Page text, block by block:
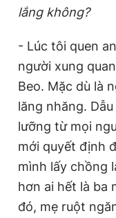
chép dưới mọi hình
lắng không?
- Lúc tôi quen
người xung
Beo. Mặc dù là
lăng nhăng.
lưỡng từ mọi
mới quyết định
mình lấy chồng
hơn ai hết là ba
đó, mẹ ruột